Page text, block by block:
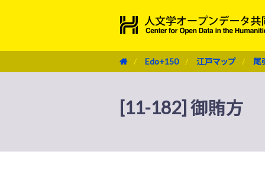
Edo+150 江戸マップ 尾
[11-182] 御賄方